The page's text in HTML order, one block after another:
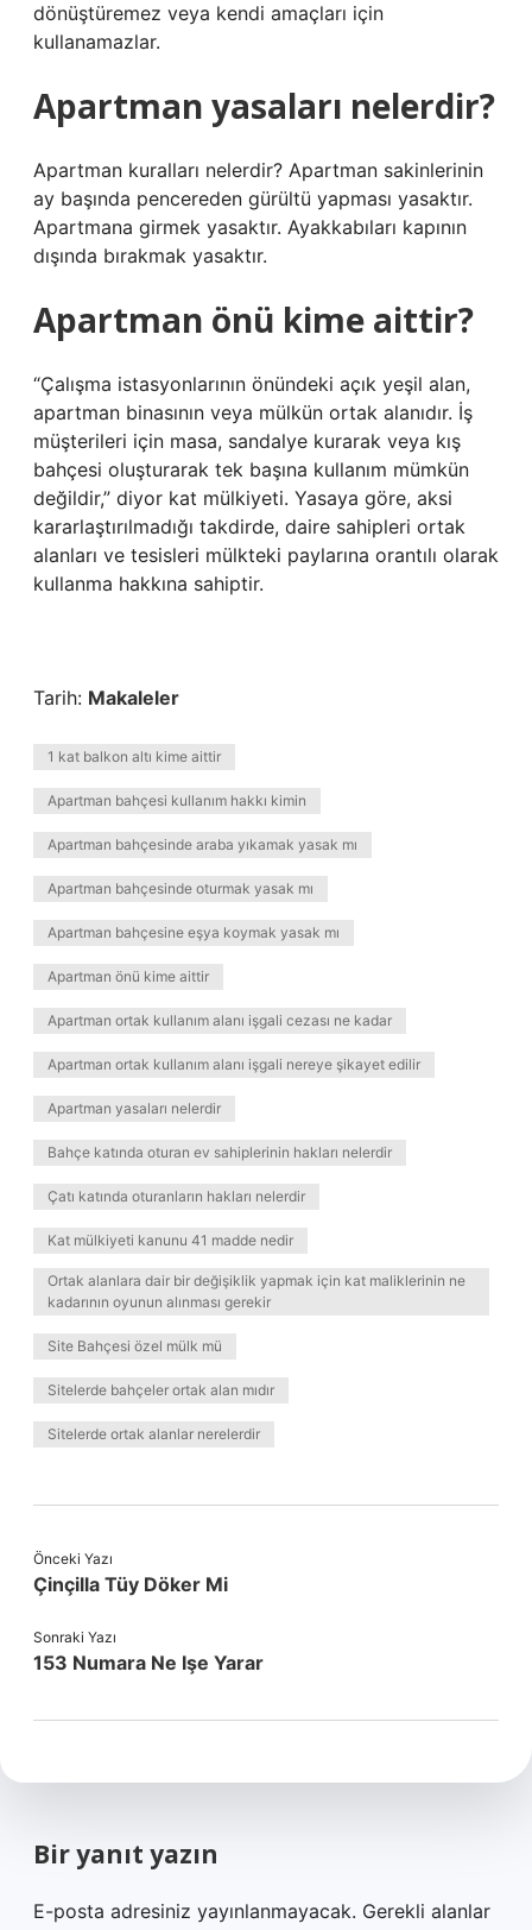
dönüştüremez veya kendi amaçları için
kullanamazlar.
Apartman yasaları nelerdir?
Apartman kuralları nelerdir? Apartman sakinlerinin
ay başında pencereden gürültü yapması yasaktır.
Apartmana girmek yasaktır. Ayakkabıları kapının
dışında bırakmak yasaktır.
Apartman önü kime aittir?
“Çalışma istasyonlarının önündeki açık yeşil alan,
apartman binasının veya mülkün ortak alanıdır. İş
müşterileri için masa, sandalye kurarak veya kış
bahçesi oluşturarak tek başına kullanım mümkün
değildir,” diyor kat mülkiyeti. Yasaya göre, aksi
kararlaştırılmadığı takdirde, daire sahipleri ortak
alanları ve tesisleri mülkteki paylarına orantılı olarak
kullanma hakkına sahiptir.
Tarih: Makaleler
1 kat balkon altı kime aittir
Apartman bahçesi kullanım hakkı kimin
Apartman bahçesinde araba yıkamak yasak mı
Apartman bahçesinde oturmak yasak mı
Apartman bahçesine eşya koymak yasak mı
Apartman önü kime aittir
Apartman ortak kullanım alanı işgali cezası ne kadar
Apartman ortak kullanım alanı işgali nereye şikayet edilir
Apartman yasaları nelerdir
Bahçe katında oturan ev sahiplerinin hakları nelerdir
Çatı katında oturanların hakları nelerdir
Kat mülkiyeti kanunu 41 madde nedir
Ortak alanlara dair bir değişiklik yapmak için kat maliklerinin ne
kadarının oyunun alınması gerekir
Site Bahçesi özel mülk mü
Sitelerde bahçeler ortak alan mıdır
Sitelerde ortak alanlar nerelerdir
Önceki Yazı
Çinçilla Tüy Döker Mi
Sonraki Yazı
153 Numara Ne Işe Yarar
Bir yanıt yazın
E-posta adresiniz yayınlanmayacak. Gerekli alanlar